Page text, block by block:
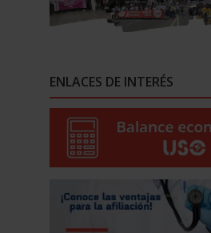
ENLACES DE INTERÉS